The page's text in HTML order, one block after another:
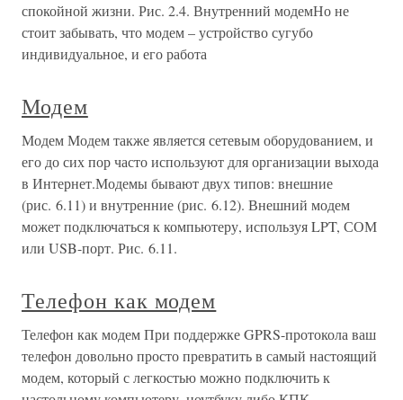
спокойной жизни. Рис. 2.4. Внутренний модемНо не
стоит забывать, что модем – устройство сугубо
индивидуальное, и его работа
Модем
Модем Модем также является сетевым оборудованием, и
его до сих пор часто используют для организации выхода
в Интернет.Модемы бывают двух типов: внешние
(рис. 6.11) и внутренние (рис. 6.12). Внешний модем
может подключаться к компьютеру, используя LPT, СОМ
или USB-порт. Рис. 6.11.
Телефон как модем
Телефон как модем При поддержке GPRS-протокола ваш
телефон довольно просто превратить в самый настоящий
модем, который с легкостью можно подключить к